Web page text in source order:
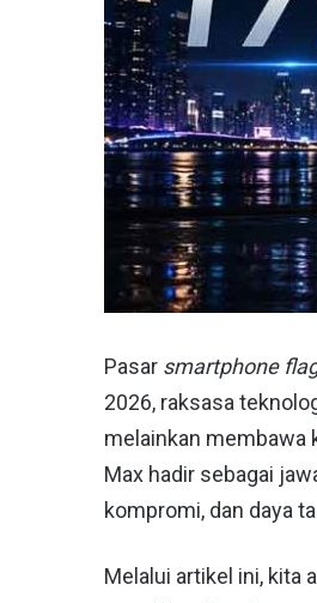
Pasar smartphone
2026, raksasa
melainkan membawa
Max hadir sebagai
kompromi, dan daya
Melalui artikel ini, kita